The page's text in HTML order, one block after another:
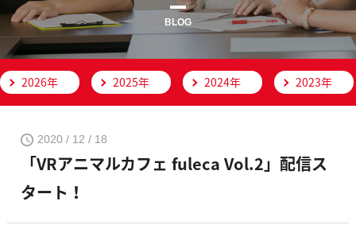
BLOG
2026年 2025年 2024年 2023年
2020 / 12 / 18
「VRアニマルカフェ fuleca Vol.2」配信ス
タート！